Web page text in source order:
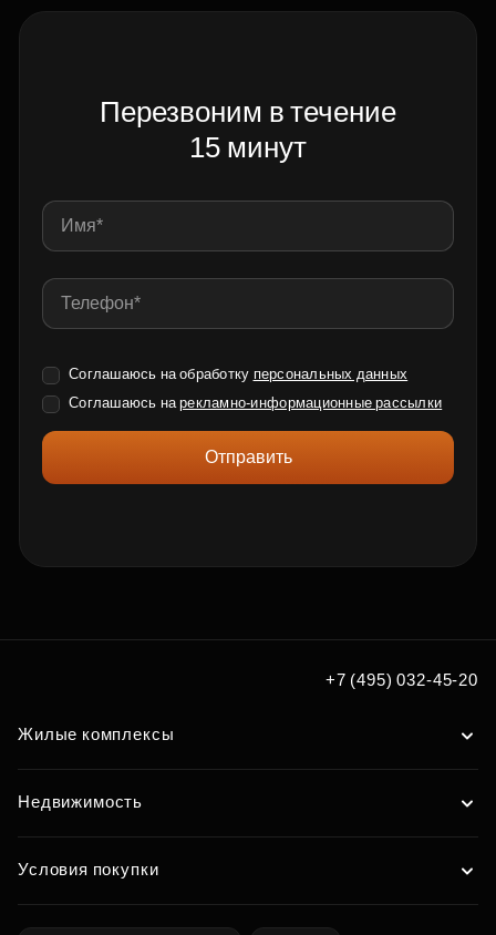
Перезвоним в течение
15 минут
Соглашаюсь на обработку персональных данных
Соглашаюсь нарекламно-информационные рассылки
Отправить
+7 (495) 032-45-20
Жилые комплексы
Недвижимость
Условия покупки